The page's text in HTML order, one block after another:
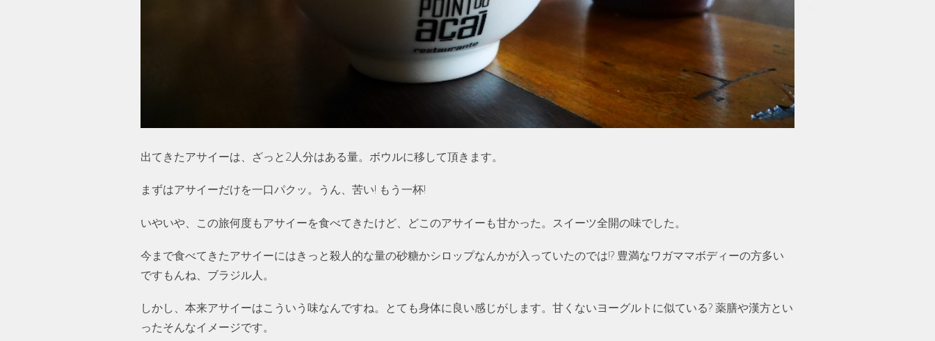
出てきたアサイーは、ざっと2人分はある量。ボウルに移して頂きます。
まずはアサイーだけを一口パクッ。うん、苦い! もう一杯!
いやいや、この旅何度もアサイーを食べてきたけど、どこのアサイーも甘かった。スイーツ全開の味でした。
今まで食べてきたアサイーにはきっと殺人的な量の砂糖かシロップなんかが入っていたのでは!? 豊満なワガママボディーの方多い
ですもんね、ブラジル人。
しかし、本来アサイーはこういう味なんですね。とても身体に良い感じがします。甘くないヨーグルトに似ている? 薬膳や漢方とい
ったそんなイメージです。